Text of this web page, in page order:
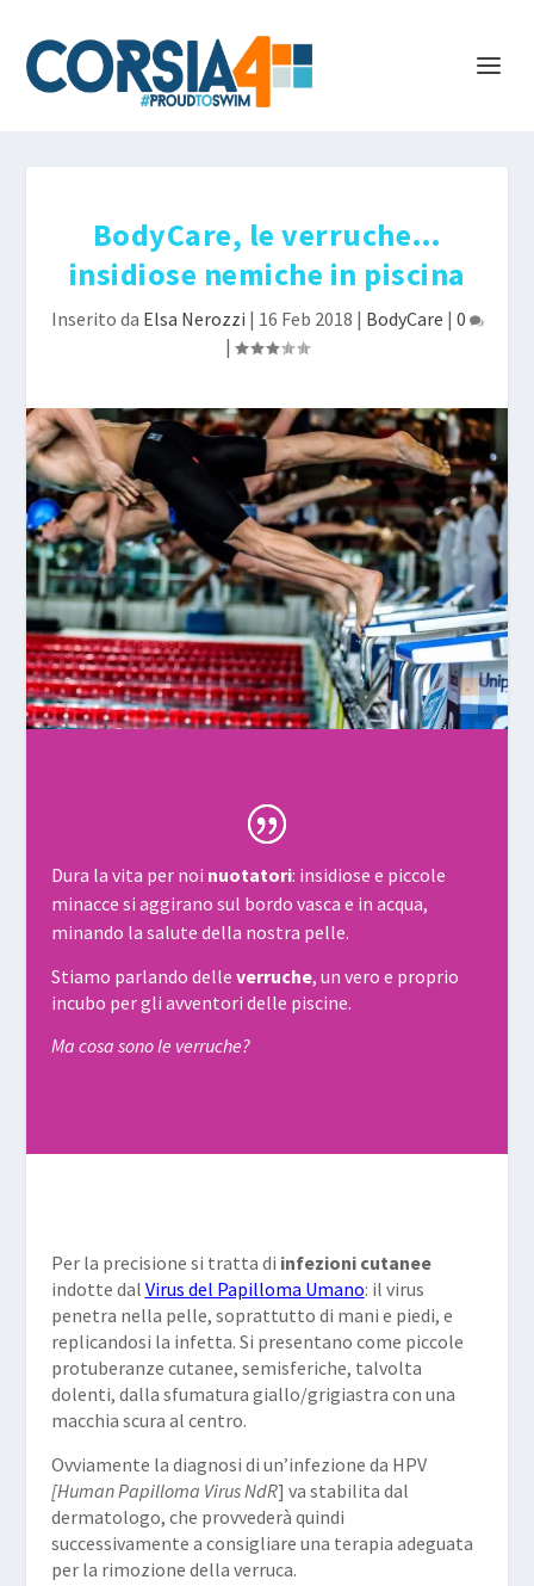
BodyCare, le verruche…
insidiose nemiche in piscina
Inserito da Elsa Nerozzi | 16 Feb 2018 | BodyCare | 0
|
Dura la vita per noi nuotatori: insidiose e piccole
minacce si aggirano sul bordo vasca e in acqua,
minando la salute della nostra pelle.
Stiamo parlando delle verruche, un vero e proprio
incubo per gli avventori delle piscine.
Ma cosa sono le verruche?
Per la precisione si tratta di infezioni cutanee
indotte dal Virus del Papilloma Umano: il virus
penetra nella pelle, soprattutto di mani e piedi, e
replicandosi la infetta. Si presentano come piccole
protuberanze cutanee, semisferiche, talvolta
dolenti, dalla sfumatura giallo/grigiastra con una
macchia scura al centro.
Ovviamente la diagnosi di un’infezione da HPV
[Human Papilloma Virus NdR] va stabilita dal
dermatologo, che provvederà quindi
successivamente a consigliare una terapia adeguata
per la rimozione della verruca.